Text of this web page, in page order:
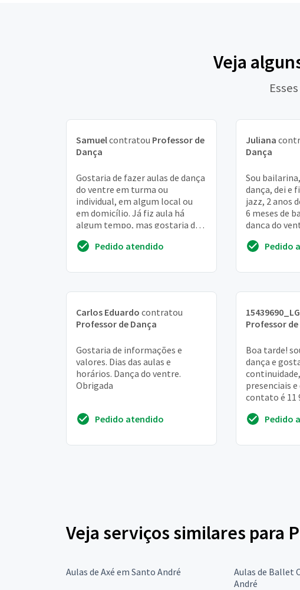
Veja
Samuelcontratou Professor de
Dança
Gostaria de fazer aulas de dança
do ventre em turma ou
individual, em algum local ou
em domicílio. Já fiz aula há
algum tempo, mas gostaria de
Pedido atendido
Juliana
Dança
Sou
dança, dei e
jazz, 2 anos
6 meses de
dança do
gêmeos e ...
Pedido
Carlos Eduardo contratou
Professor de Dança
Gostaria de informações e
valores. Dias das aulas e
horários. Dança do ventre.
Obrigada
Pedido atendido
Professor de
Boa tarde!
dança e
presenciais e
contato é 11
Pedido
Veja serviços similares para
Aulas de Axé em Santo André
Aulas de Ballet
André